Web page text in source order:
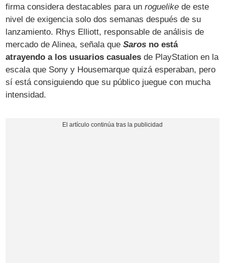
firma considera destacables para unroguelike de este
nivel de exigencia solo dos semanas después de su
lanzamiento. Rhys Elliott, responsable de análisis de
mercado de Alinea, señala queSaros no está
atrayendo a los usuarios casuales de PlayStation en la
escala que Sony y Housemarque quizá esperaban, pero
sí está consiguiendo que su público juegue con mucha
intensidad.